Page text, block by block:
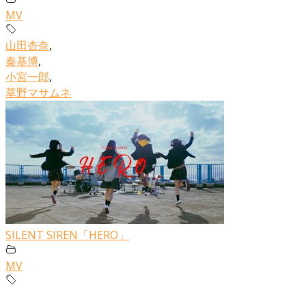
MV
山田杏奈,
秦基博,
小宮一郎,
草野マサムネ
SILENT SIREN「HERO」
MV